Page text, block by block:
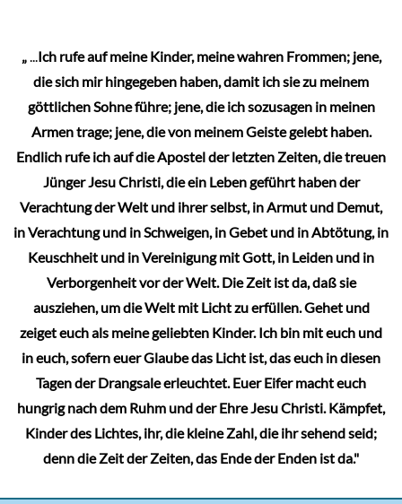
auf
der
Produktseite
gewählt
werden
„... Ich rufe auf meine Kinder, meine wahren Frommen; jene,
die sich mir hingegeben haben, damit ich sie zu meinem
göttlichen Sohne führe; jene, die ich sozusagen in meinen
Armen trage; jene, die von meinem Geiste gelebt haben.
Endlich rufe ich auf die Apostel der letzten Zeiten, die treuen
Jünger Jesu Christi, die ein Leben geführt haben der
Verachtung der Welt und ihrer selbst, in Armut und Demut,
in Verachtung und in Schweigen, in Gebet und in Abtötung, in
Keuschheit und in Vereinigung mit Gott, in Leiden und in
Verborgenheit vor der Welt. Die Zeit ist da, daß sie
ausziehen, um die Welt mit Licht zu erfüllen. Gehet und
zeiget euch als meine geliebten Kinder. Ich bin mit euch und
in euch, sofern euer Glaube das Licht ist, das euch in diesen
Tagen der Drangsale erleuchtet. Euer Eifer macht euch
hungrig nach dem Ruhm und der Ehre Jesu Christi. Kämpfet,
Kinder des Lichtes, ihr, die kleine Zahl, die ihr sehend seid;
denn die Zeit der Zeiten, das Ende der Enden ist da."